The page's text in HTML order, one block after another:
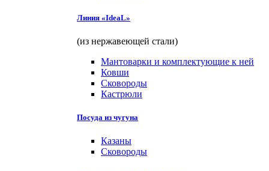
Линия «IdeaL»
(из нержавеющей стали)
Мантоварки и комплектующие к ней
Ковши
Сковороды
Кастрюли
Посуда из чугуна
Казаны
Сковороды